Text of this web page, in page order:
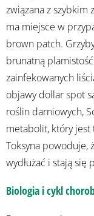
związana z
ma miejsce w
brown patch.
brunatną
zainfekowanych
objawy dollar spot
roślin darniowych,
metabolit, który jest
Toksyna powoduje,
wydłużać i stają się
Biologia i cykl